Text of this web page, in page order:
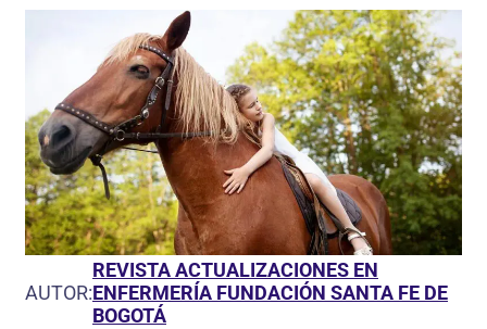
AUTOR:
REVISTA ACTUALIZACIONES EN
ENFERMERÍA FUNDACIÓN SANTA FE DE
BOGOTÁ